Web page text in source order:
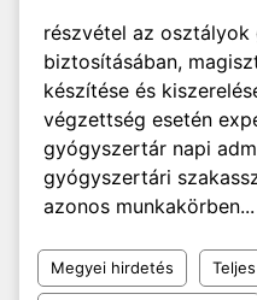
részvétel az
biztosításában,
készítése és
végzettség esetén
gyógyszertár napi
gyógyszertári
azonos munkakörben...
Megyei hirdetés